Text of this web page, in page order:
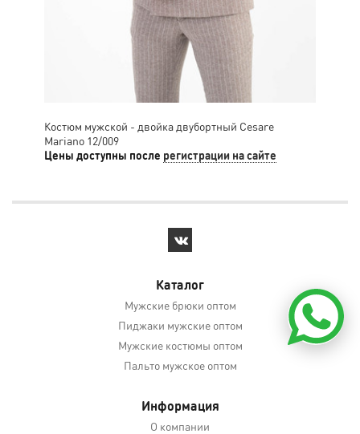
Костюм мужской - двойка двубортный Cesare
Mariano 12/009
Цены доступны после регистрации на сайте
Каталог
Мужские брюки оптом
Пиджаки мужские оптом
Мужские костюмы оптом
Пальто мужское оптом
Информация
О компании